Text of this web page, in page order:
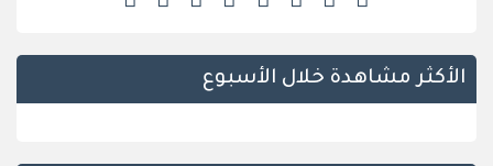
الأكثر مشاهدة خلال الأسبوع